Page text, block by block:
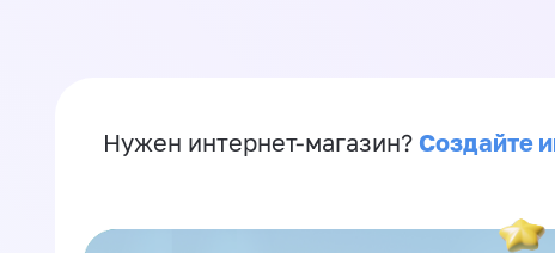
Нужен интернет-магазин? Создайте